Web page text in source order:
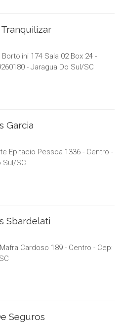
174 Sala 02 Box 24 -
- Jaragua Do Sul/SC
Garcia
Epitacio Pessoa 1336 - Centro -
Sul/SC
Sbardelati
Cardoso 189 - Centro - Cep:
SC
Seguros